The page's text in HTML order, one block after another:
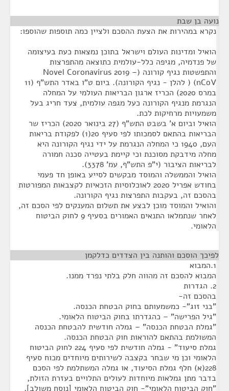
נועה בן שבת
נקרא במהירות את הצעת ההסכם ולציין כמה תוספות שהוספו:
הואיל ומדינות העולם וישראל בתוכן נמצאות כעת בעיצומה
של פנדמיה, מגיפה כלל-עולמית כתוצאה מהתפרצות
והתפשטות נגיף קורונה (Novel Coronavirus 2019 –
nCoV) ( להלן - נגיף הקורונה). ביום ט"ו באדר התש"ף (11
במרס 2020) הכריז ארגון הבריאות העולמי על המחלה
הנגרמת מנגיף הקורונה כעל מגפה עולמית, צעד חריג בעל
משמעויות מרחיקות לכת.
הואיל וביום א' בשבט התש"ף (27 בינואר 2020) הכריז שר
הבריאות בהתאם לסמכותו לפי סעיף 20(1) לפקודת בריאות
העם, 1940 כי המחלה הנגרמת על ידי נגיף הקורונה היא
מחלה מידבקת מסוכנת וכי קיימת בעטייה סכנה חמורה
לבריאות הציבור (י"פ התש"ף, עמ' 3378).
הואיל והממשלה והמוסד מבקשים לסייע באופן חד פעמי
בחודש אפריל 2020 לאוכלוסיות הזכאיות לקצבאות המפורטות
בהסכם זה, בעקבות התפרצות נגיף הקורונה.
והואיל והמוסד מוכן לבצע את תשלום המענקים לפי הסכם זה,
לאחר שנתמלאו התנאים האמורים בסעיף 9 לחוק הביטוח
הלאומי.
לפיכך הוסכם והותנה בין הצדדים כדלקמן
1.המבוא
המבוא להסכם זה מהווה חלק בלתי נפרד ממנו.
2. הגדרות
בהסכם זה-
"בני זוג"- כמשמעותם בחוק הבטחת הכנסה.
"גיל הפרישה" – כהגדרתו בחוק הביטוח הלאומי.
"גמלת הבטחת הכנסה" – גמלה חודשית להבטחת הכנסה
המשולמת בהתאם להוראות חוק הבטחת הכנסה.
גמלת סיעוד" - גמלה חודשית לפי סעיף 224 לחוק הביטוח
הלאומי וכן מי שבחר בקצבה לשירותים מיוחדים מכוח סעיף
228(א) חלף גמלת הסיעוד, או גמלה המשתלמת לפי הסכם
בדבר מתן גמלאות מיוחדות לעולים התלויים בעזרת הזולת,
"חוק הביטוח הלאומי"- חוק הביטוח הלאומי [נוסח משולב],